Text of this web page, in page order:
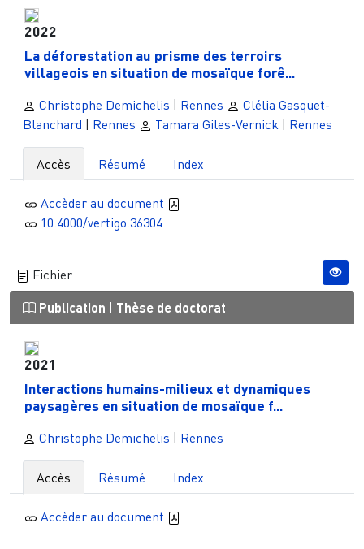
2022
La déforestation au prisme des terroirs
villageois en situation de mosaïque forê...
Christophe Demichelis Rennes
Clélia Gasquet-
Blanchard
Rennes Tamara Giles-Vernick Rennes
Accès Résumé Index
Accèder au document
10.4000/vertigo.36304
Fichier
Publication Thèse de doctorat
2021
Interactions humains-milieux et dynamiques
paysagères en situation de mosaïque f...
Christophe Demichelis | Rennes
Accès Résumé Index
Accèder au document